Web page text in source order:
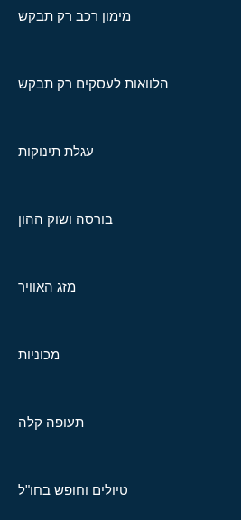
מימון רכב רק תבקש
הלוואות לעסקים רק תבקש
עגלת תינוקות
בורסה ושוק ההון
מזג האוויר
מכוניות
תעופה קלה
טיולים וחופש בחו"ל